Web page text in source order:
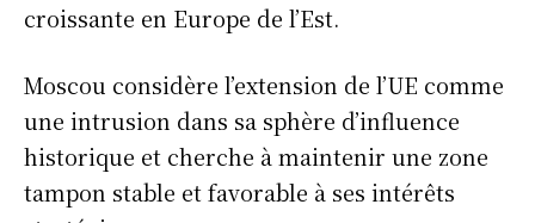
croissante en Europe de l’Est.
Moscou considère l’extension de l’UE comme
une intrusion dans sa sphère d’influence
historique et cherche à maintenir une zone
tampon stable et favorable à ses intérêts